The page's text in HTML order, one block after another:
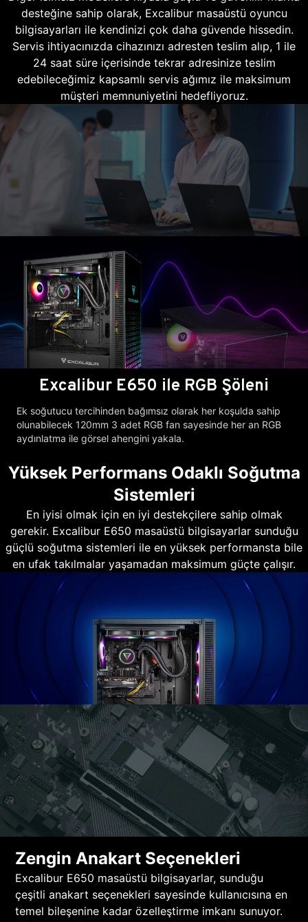
desteğine sahip olarak, Excalibur masaüstü oyuncu
bilgisayarları ile kendinizi çok daha güvende hissedin.
Servis ihtiyacınızda cihazınızı adresten teslim alıp, 1 ile
24 saat süre içerisinde tekrar adresinize teslim
edebileceğimiz kapsamlı servis ağımız ile maksimum
müşteri memnuniyetini hedefliyoruz.
Excalibur E650 ile RGB Şöleni
Ek soğutucu tercihinden bağımsız olarak her koşulda sahip
olunabilecek 120mm 3 adet RGB fan sayesinde her an RGB
aydınlatma ile görsel ahengini yakala.
Yüksek Performans Odaklı Soğutma
Sistemleri
En iyisi olmak için en iyi destekçilere sahip olmak
gerekir. Excalibur E650 masaüstü bilgisayarlar sunduğu
güçlü soğutma sistemleri ile en yüksek performansta bile
en ufak takılmalar yaşamadan maksimum güçte çalışır.
Zengin Anakart Seçenekleri
Excalibur E650 masaüstü bilgisayarlar, sunduğu
çeşitli anakart seçenekleri sayesinde kullanıcısına en
temel bileşenine kadar özelleştirme imkanı sunuyor.